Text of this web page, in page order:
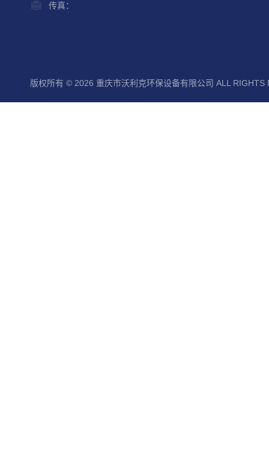
传真：
版权所有 © 2026 重庆市沃利克环保设备有限公司 ALL RIGHTS